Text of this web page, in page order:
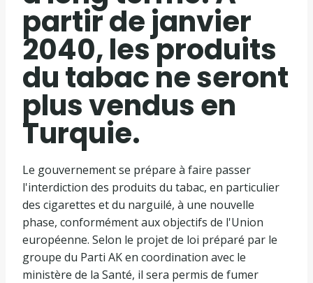
partir de janvier
2040, les produits
du tabac ne seront
plus vendus en
Turquie.
Le gouvernement se prépare à faire passer
l'interdiction des produits du tabac, en particulier
des cigarettes et du narguilé, à une nouvelle
phase, conformément aux objectifs de l'Union
européenne. Selon le projet de loi préparé par le
groupe du Parti AK en coordination avec le
ministère de la Santé, il sera permis de fumer